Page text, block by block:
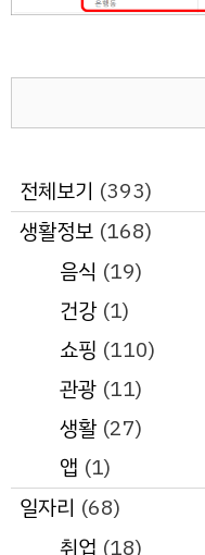
전체보기 (393)
생활정보 (168)
음식 (19)
건강(1)
쇼핑 (110)
관광(11)
생활(27)
앱 (1)
일자리 (68)
취업 (18)